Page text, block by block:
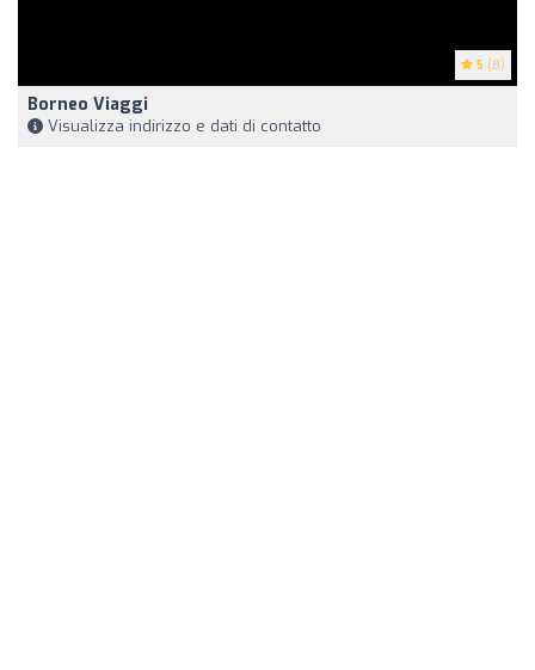
5 (8)
Borneo Viaggi
Visualizza indirizzo e dati di contatto